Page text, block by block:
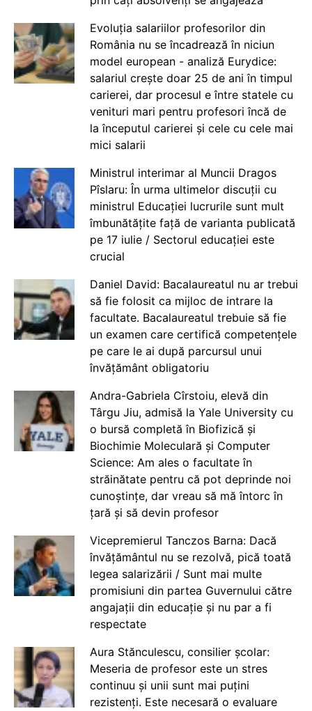
Evoluția salariilor profesorilor din
România nu se încadrează în niciun
model european - analiză Eurydice:
salariul crește doar 25 de ani în timpul
carierei, dar procesul e între statele cu
venituri mari pentru profesori încă de
la începutul carierei și cele cu cele mai
mici salarii
Ministrul interimar al Muncii Dragos
Pîslaru: În urma ultimelor discuții cu
ministrul Educației lucrurile sunt mult
îmbunătățite față de varianta publicată
pe 17 iulie / Sectorul educației este
crucial
Daniel David: Bacalaureatul nu ar trebui
să fie folosit ca mijloc de intrare la
facultate. Bacalaureatul trebuie să fie
un examen care certifică competențele
pe care le ai după parcursul unui
învățământ obligatoriu
Andra-Gabriela Cîrstoiu, elevă din
Târgu Jiu, admisă la Yale University cu
o bursă completă în Biofizică și
Biochimie Moleculară și Computer
Science: Am ales o facultate în
străinătate pentru că pot deprinde noi
cunoștințe, dar vreau să mă întorc în
țară și să devin profesor
Vicepremierul Tanczos Barna: Dacă
învățământul nu se rezolvă, pică toată
legea salarizării / Sunt mai multe
promisiuni din partea Guvernului către
angajații din educație și nu par a fi
respectate
Aura Stănculescu, consilier școlar:
Meseria de profesor este un stres
continuu și unii sunt mai puțini
rezistenți. Este necesară o evaluare